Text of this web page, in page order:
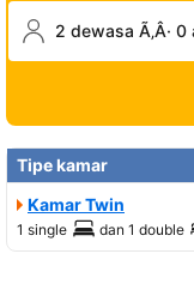
2 dewasa Ã‚Â· 0
Tipe kamar
Kamar Twin
1 single dan 1 double